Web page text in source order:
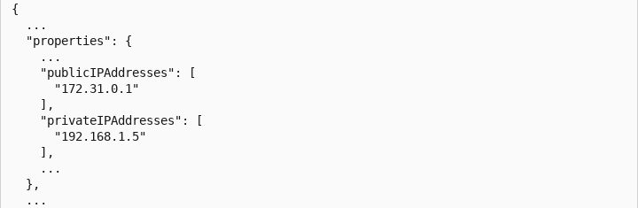
{
  ...
  "properties": {
    ...
    "publicIPAddresses": [
      "172.31.0.1"
    ],
    "privateIPAddresses": [
      "192.168.1.5"
    ],
    ...
  },
  ...